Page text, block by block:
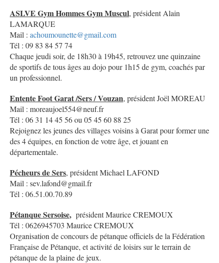
ASLVE Gym Hommes Gym Muscul, président Alain
LAMARQUE
Mail : achoumounette@gmail.com
Tél : 09 83 84 57 74
Chaque jeudi soir, de 18h30 à 19h45, retrouvez une quinzaine
de sportifs de tous âges au dojo pour 1h15 de gym, coachés par
un professionnel.
Entente Foot Garat /Sers / Vouzan, président Joël MOREAU
Mail : moreaujoel554@neuf.fr
Tél : 06 31 14 45 56 ou 05 45 60 88 25
Rejoignez les jeunes des villages voisins à Garat pour former une
des 4 équipes, en fonction de votre âge, et jouant en
départementale.
Pécheurs de Sers, président Michael LAFOND
Mail : sev.lafond@gmail.fr
Tél : 06.51.00.70.89
Pétanque Sersoise, président Maurice CREMOUX
Tél : 0626945703 Maurice CREMOUX
Organisation de concours de pétanque officiels de la Fédération
Française de Pétanque, et activité de loisirs sur le terrain de
pétanque de la plaine de jeux.